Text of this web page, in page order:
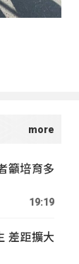
籲培育多
19:19
差距擴大